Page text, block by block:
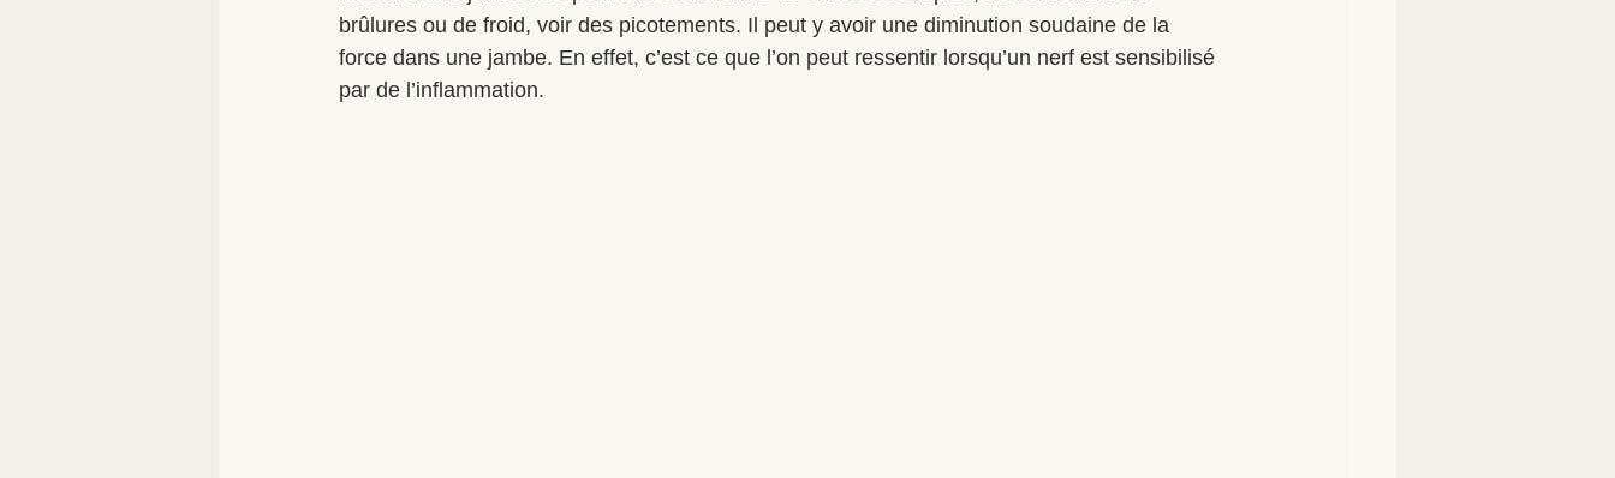
brûlures ou de froid, voir des picotements. Il peut y avoir une diminution soudaine de la
force dans une jambe. En effet, c’est ce que l’on peut ressentir lorsqu’un nerf est sensibilisé
par de l’inflammation.